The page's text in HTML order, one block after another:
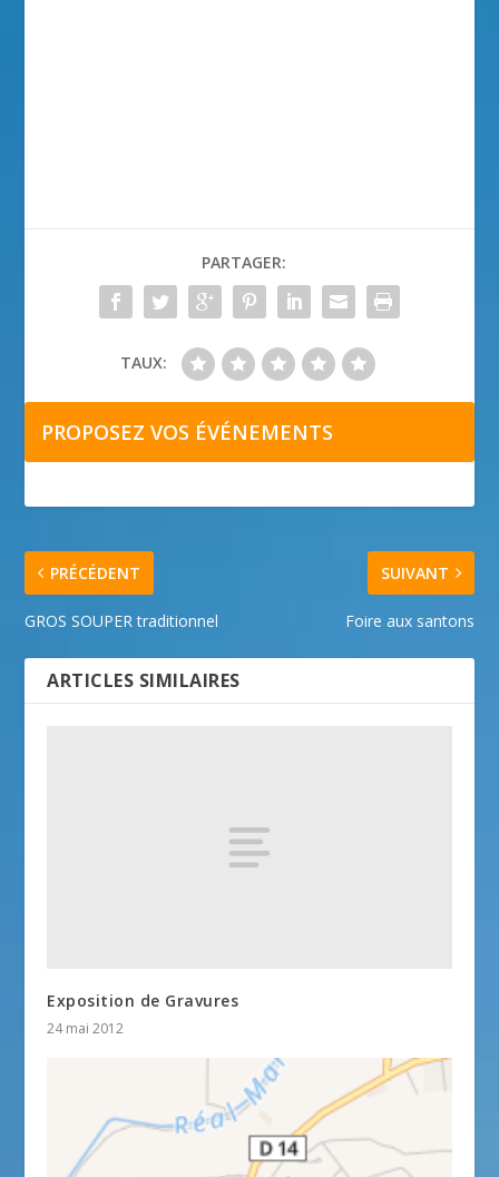
PARTAGER:
TAUX:
PROPOSEZ VOS ÉVÉNEMENTS
PRÉCÉDENT
GROS SOUPER traditionnel
SUIVANT
Foire aux santons
ARTICLES SIMILAIRES
Exposition de Gravures
24 mai 2012